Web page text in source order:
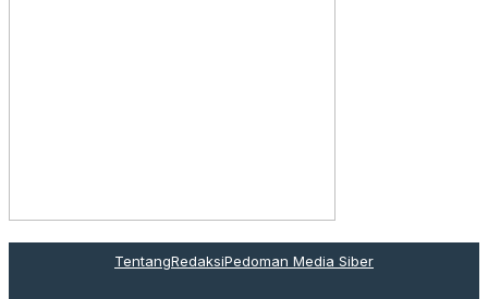
TentangRedaksiPedoman Media Siber